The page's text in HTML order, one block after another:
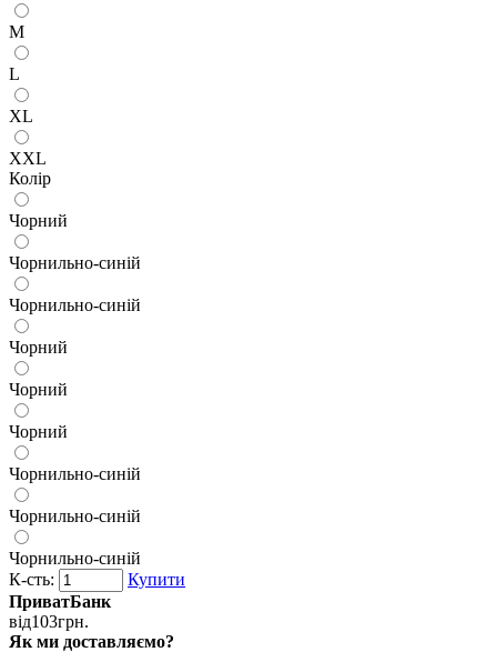
M
L
XL
XXL
Колір
Чорний
Чорнильно-синій
Чорнильно-синій
Чорний
Чорний
Чорний
Чорнильно-синій
Чорнильно-синій
Чорнильно-синій
К-сть:
Купити
ПриватБанк
від103грн.
Як ми доставляємо?